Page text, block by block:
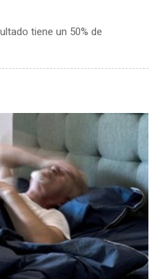
tiene un 50% de